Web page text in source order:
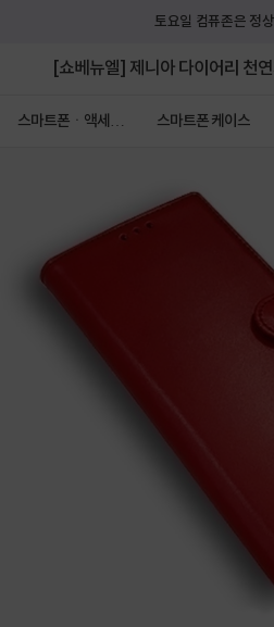
토요일 컴퓨존은 정
[쇼베뉴엘] 제니아 다이어리 천연가죽
스마트폰ㆍ액세서
스마트폰 케이스